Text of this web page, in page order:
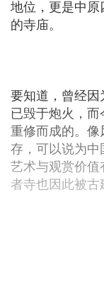
地位，更是中
的寺庙。
要知道，曾经
已毁于炮火，
重修而成的。
存，可以说为
艺术与观赏价
者寺也因此被古
但就是这样一